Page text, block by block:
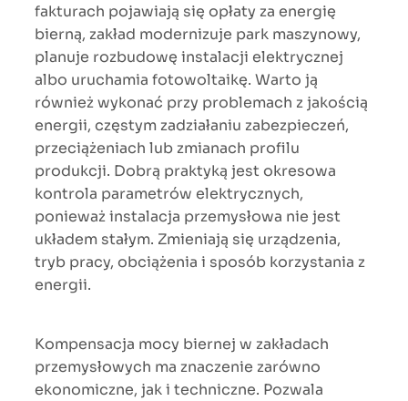
fakturach pojawiają się opłaty za energię
bierną, zakład modernizuje park maszynowy,
planuje rozbudowę instalacji elektrycznej
albo uruchamia fotowoltaikę. Warto ją
również wykonać przy problemach z jakością
energii, częstym zadziałaniu zabezpieczeń,
przeciążeniach lub zmianach profilu
produkcji. Dobrą praktyką jest okresowa
kontrola parametrów elektrycznych,
ponieważ instalacja przemysłowa nie jest
układem stałym. Zmieniają się urządzenia,
tryb pracy, obciążenia i sposób korzystania z
energii.
Kompensacja mocy biernej w zakładach
przemysłowych ma znaczenie zarówno
ekonomiczne, jak i techniczne. Pozwala